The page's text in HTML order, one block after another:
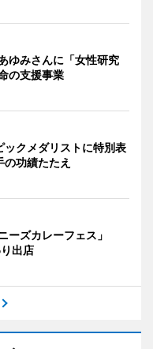
ゆみさんに「女性研究
の支援事業
クメダリストに特別表
功績たたえ
ーズカレーフェス」
出店